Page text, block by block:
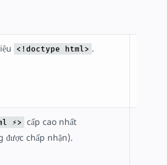
<!doctype html> .
⚡>
cấp cao nhất
được chấp nhận).